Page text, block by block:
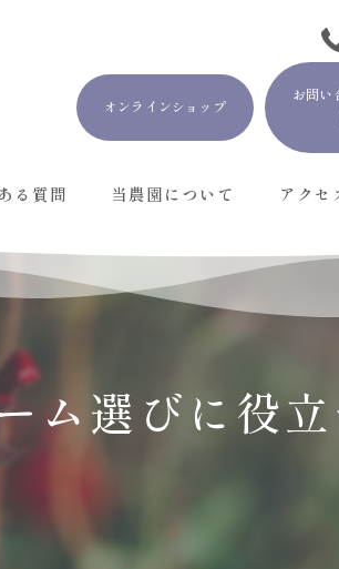
オンラインショップ
お問い
る質問 当農園について
ランチ営業
アクセ
ム選びに役立